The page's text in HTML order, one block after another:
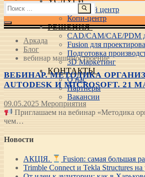
Учебный центр
Копи-центр
РЕШЕНИЯ
CAD/CAM/CAE/PDM
Fusion для
Подготовка
3D Маркетинг
КОНТАКТЫ
О нас
Партнеры
Вакансии
Найти:
Аркада
Блог
вебинар машиностроение
ВЕБИНАР. МЕТОДИКА
AUTODESK И MICROSOFT. 21
09.05.2025 Мероприятия
Приглашаем на вебинар «Методика
чем…
Новости
АКЦІЯ. Fusion: самая большая
Trimble Connect и Tekla Structures